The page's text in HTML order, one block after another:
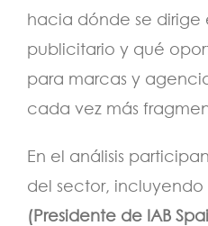
hacia dónde se dirige
publicitario y qué
para marcas y
cada vez más
En el análisis
del sector, incluyendo
(Presidente de IAB